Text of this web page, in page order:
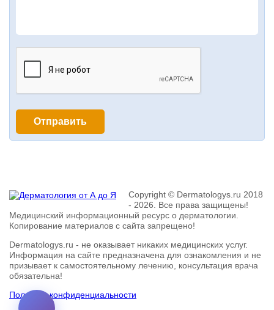
Copyright © Dermatologys.ru 2018
- 2026. Все права защищены!
Медицинский информационный ресурс о дерматологии.
Копирование материалов с сайта запрещено!
Dermatologys.ru - не оказывает никаких медицинских услуг.
Информация на сайте предназначена для ознакомления и не
призывает к самостоятельному лечению, консультация врача
обязательна!
Политика конфиденциальности